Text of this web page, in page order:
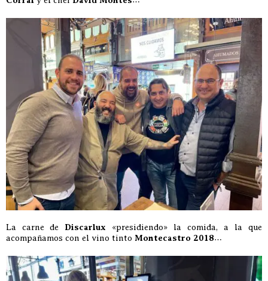
La carne de Discarlux «presidiendo» la comida, a la que
acompañamos con el vino tinto Montecastro 2018…